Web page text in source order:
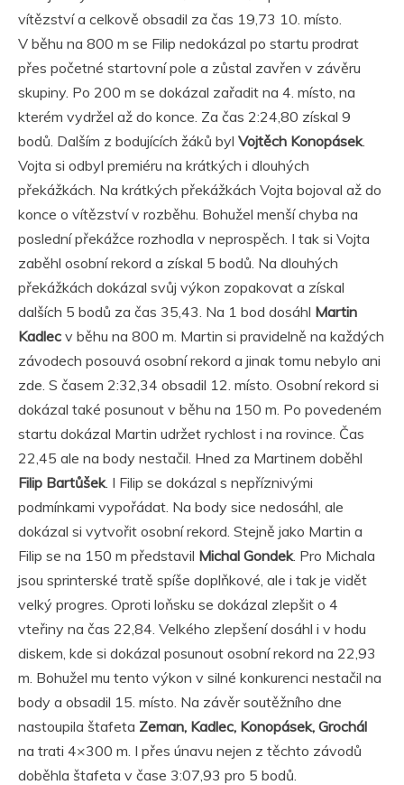
vítězství a celkově obsadil za čas 19,73 10. místo.
V běhu na 800 m se Filip nedokázal po startu prodrat
přes početné startovní pole a zůstal zavřen v závěru
skupiny. Po 200 m se dokázal zařadit na 4. místo, na
kterém vydržel až do konce. Za čas 2:24,80 získal 9
bodů. Dalším z bodujících žáků byl Vojtěch Konopásek.
Vojta si odbyl premiéru na krátkých i dlouhých
překážkách. Na krátkých překážkách Vojta bojoval až do
konce o vítězství v rozběhu. Bohužel menší chyba na
poslední překážce rozhodla v neprospěch. I tak si Vojta
zaběhl osobní rekord a získal 5 bodů. Na dlouhých
překážkách dokázal svůj výkon zopakovat a získal
dalších 5 bodů za čas 35,43. Na 1 bod dosáhl Martin
Kadlec v běhu na 800 m. Martin si pravidelně na každých
závodech posouvá osobní rekord a jinak tomu nebylo ani
zde. S časem 2:32,34 obsadil 12. místo. Osobní rekord si
dokázal také posunout v běhu na 150 m. Po povedeném
startu dokázal Martin udržet rychlost i na rovince. Čas
22,45 ale na body nestačil. Hned za Martinem doběhl
Filip Bartůšek. I Filip se dokázal s nepříznivými
podmínkami vypořádat. Na body sice nedosáhl, ale
dokázal si vytvořit osobní rekord. Stejně jako Martin a
Filip se na 150 m představil Michal Gondek. Pro Michala
jsou sprinterské tratě spíše doplňkové, ale i tak je vidět
velký progres. Oproti loňsku se dokázal zlepšit o 4
vteřiny na čas 22,84. Velkého zlepšení dosáhl i v hodu
diskem, kde si dokázal posunout osobní rekord na 22,93
m. Bohužel mu tento výkon v silné konkurenci nestačil na
body a obsadil 15. místo. Na závěr soutěžního dne
nastoupila štafeta Zeman, Kadlec, Konopásek, Grochál
na trati 4×300 m. I přes únavu nejen z těchto závodů
doběhla štafeta v čase 3:07,93 pro 5 bodů.